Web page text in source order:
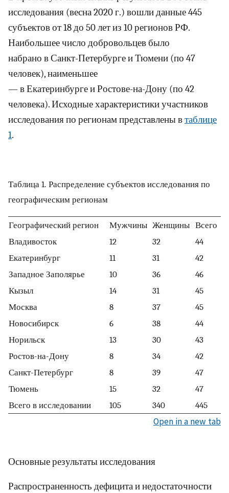
исследования (весна 2020 г.) вошли данные 445
субъектов от 18 до 50 лет из 10 регионов РФ.
Наибольшее число добровольцев было
набрано в Санкт-Петербурге и Тюмени (по 47
человек), наименьшее
— в Екатеринбурге и Ростове-на-Дону (по 42
человека). Исходные характеристики участников
исследования по регионам представлены втаблице
1.
Таблица 1. Распределение субъектов исследования по
географическим регионам
Географический регион Мужчины Женщины Всего
Владивосток
12 32
44
Екатеринбург
11 31
42
Западное Заполярье
10 36
46
Кызыл
14 31
45
Москва
8 37
45
Новосибирск
6 38
44
Норильск
13 30
43
Ростов-на-Дону
8 34
42
Санкт-Петербург
8 39
47
Тюмень
15 32
47
Всего в исследовании
105 340 445
Open in a new tab
Основные результаты исследования
Распространенность дефицита и недостаточности